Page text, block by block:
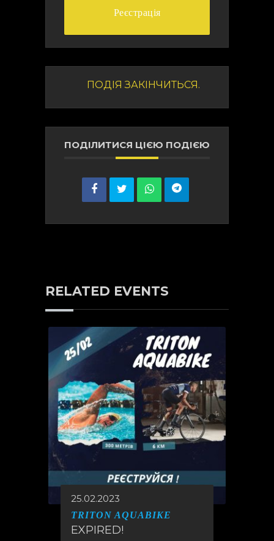
Реєстрація
ПОДІЯ ЗАКІНЧИТЬСЯ.
ПОДІЛИТИСЯ ЦІЄЮ ПОДІЄЮ
RELATED EVENTS
25.02.2023
TRITON AQUABIKE
EXPIRED!